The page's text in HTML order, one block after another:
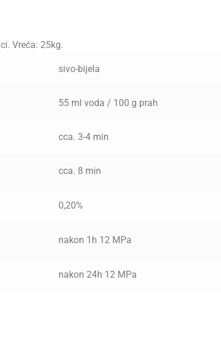
Vreća: 25kg.
sivo-bijela
55 ml voda / 100 g prah
cca. 3-4 min
cca. 8 min
0,20%
nakon 1h 12 MPa
nakon 24h 12 MPa